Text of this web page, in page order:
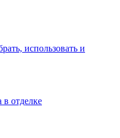
использовать и
в отделке